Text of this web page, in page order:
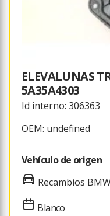
ELEVALUNAS
5A35A4303
Id interno: 306363
OEM: undefined
Vehículo de origen
Recambios
Blanco